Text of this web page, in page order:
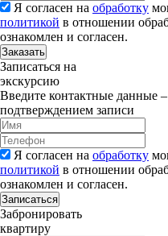
Я согласен на обработку
политикой в отношении
ознакомлен и согласен.
Заказать
Записаться на
экскурсию
Введите контактные данные
подтверждением записи
Я согласен на обработку
политикой в отношении
ознакомлен и согласен.
Записаться
Забронировать
квартиру